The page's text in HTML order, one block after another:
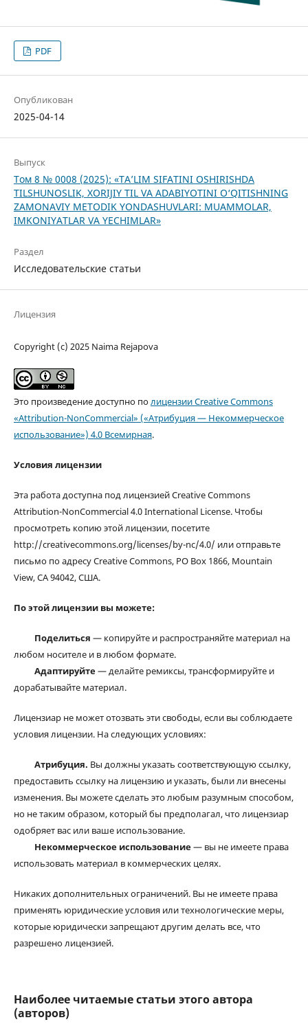
PDF
Опубликован
2025-04-14
Выпуск
Том 8 № 0008 (2025): «TA’LIM SIFATINI OSHIRISHDA
TILSHUNOSLIK, XORIJIY TIL VA ADABIYOTINI O‘QITISHNING
ZAMONAVIY METODIK YONDASHUVLARI: MUAMMOLAR,
IMKONIYATLAR VA YECHIMLAR»
Раздел
Исследовательские статьи
Лицензия
Copyright (c) 2025 Naima Rejapova
Это произведение доступно полицензии Creative Commons
«Attribution-NonCommercial» («Атрибуция — Некоммерческое
использование») 4.0 Всемирная.
Условия лицензии
Эта работа доступна под лицензией Creative Commons
Attribution-NonCommercial 4.0 International License. Чтобы
просмотреть копию этой лицензии, посетите
http://creativecommons.org/licenses/by-nc/4.0/ или отправьте
письмо по адресу Creative Commons, PO Box 1866, Mountain
View, CA 94042, США.
По этой лицензии вы можете:
Поделиться — копируйте и распространяйте материал на
любом носителе и в любом формате.
Адаптируйте— делайте ремиксы, трансформируйте и
дорабатывайте материал.
Лицензиар не может отозвать эти свободы, если вы соблюдаете
условия лицензии. На следующих условиях:
Атрибуция. Вы должны указать соответствующую ссылку,
предоставить ссылку на лицензию и указать, были ли внесены
изменения. Вы можете сделать это любым разумным способом,
но не таким образом, который бы предполагал, что лицензиар
одобряет вас или ваше использование.
Некоммерческое использование— вы не имеете права
использовать материал в коммерческих целях.
Никаких дополнительных ограничений. Вы не имеете права
применять юридические условия или технологические меры,
которые юридически запрещают другим делать все, что
разрешено лицензией.
Наиболее читаемые статьи этого автора
(авторов)